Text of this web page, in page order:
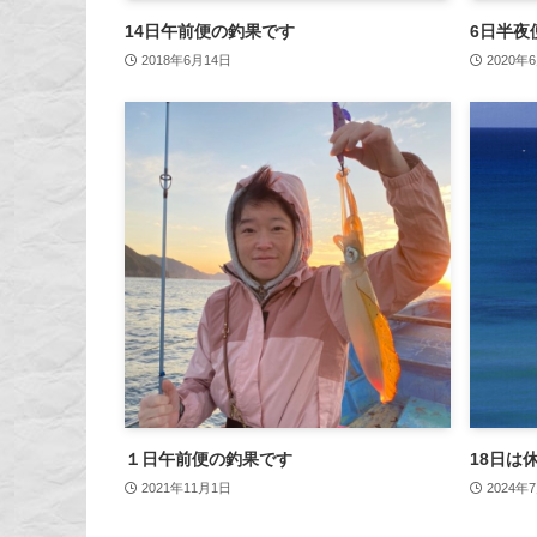
14日午前便の釣果です
2018年6月14日
6日半夜
2020年
１日午前便の釣果です
2021年11月1日
18日は
2024年